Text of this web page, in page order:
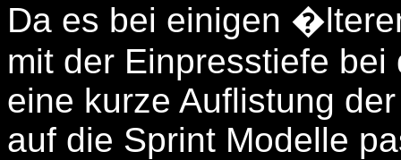
Da es bei einigen
mit der Einpresstiefe
eine kurze Auflistung
auf die Sprint Modelle